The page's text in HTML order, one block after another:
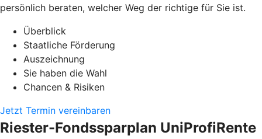
persönlich beraten, welcher Weg der richtige für Sie ist.
Überblick
Staatliche Förderung
Auszeichnung
Sie haben die Wahl
Chancen & Risiken
Jetzt Termin vereinbaren
Riester-Fondssparplan UniProfiRente